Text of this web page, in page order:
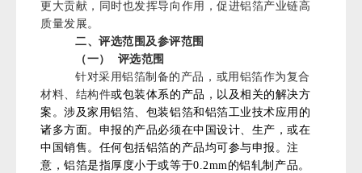
更大贡献，同时也发挥导向作用，促进铝箔产业链高
质量发展。
二、评选范围及参评范围
（一）
评选范围
针对采用铝箔制备的产品，或用铝箔作为复合
材料、结构件或包装体系的产品，以及相关的解决方
案。涉及家用铝箔、包装铝箔和铝箔工业技术应用的
诸多方面。申报的产品必须在中国设计、生产，或在
中国销售。任何包括铝箔的产品均可参与申报。注
意，铝箔是指厚度小于或等于0.2mm的铝轧制产品。